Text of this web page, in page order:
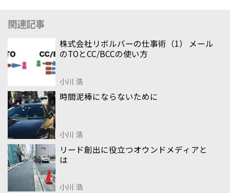
関連記事
株式会社リボルバーの仕事術（1） メール
のTOとCC/BCCの使い方
小川 浩
時間泥棒にならないために
小川 浩
リード創出に役立つオウンドメディアと
は
小川 浩